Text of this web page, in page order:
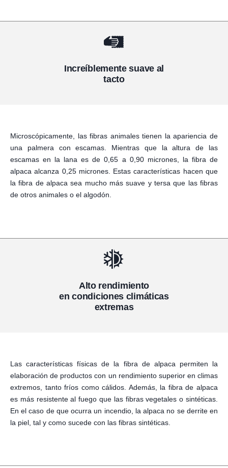
Increíblemente suave al
tacto
Microscópicamente, las fibras animales tienen la apariencia de
una palmera con escamas. Mientras que la altura de las
escamas en la lana es de 0,65 a 0,90 micrones, la fibra de
alpaca alcanza 0,25 micrones. Estas características hacen que
la fibra de alpaca sea mucho más suave y tersa que las fibras
de otros animales o el algodón.
Alto rendimiento
en condiciones climáticas
extremas
Las características físicas de la fibra de alpaca permiten la
elaboración de productos con un rendimiento superior en climas
extremos, tanto fríos como cálidos. Además, la fibra de alpaca
es más resistente al fuego que las fibras vegetales o sintéticas.
En el caso de que ocurra un incendio, la alpaca no se derrite en
la piel, tal y como sucede con las fibras sintéticas.